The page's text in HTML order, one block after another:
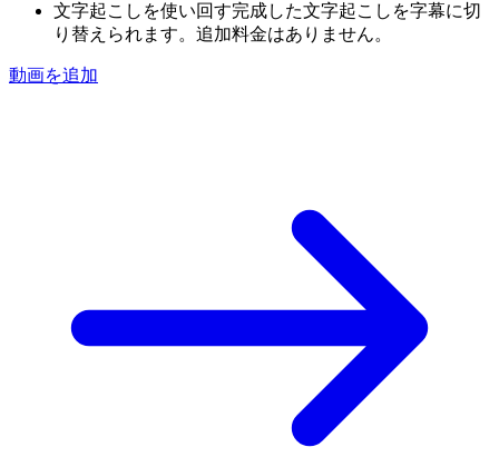
文字起こしを使い回す完成した文字起こしを字幕に切
り替えられます。追加料金はありません。
動画を追加